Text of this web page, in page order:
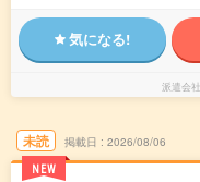
気になる!
派遣会社
未読
NEW
掲載日 2026/08/06